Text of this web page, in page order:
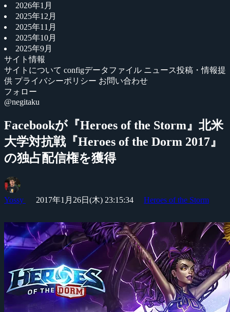
2026年1月
2025年12月
2025年11月
2025年10月
2025年9月
サイト情報
サイトについて configデータファイル ニュース投稿・情報提
供 プライバシーポリシー お問い合わせ
フォロー
@negitaku
Facebookが『Heroes of the Storm』北米
大学対抗戦『Heroes of the Dorm 2017』
の独占配信権を獲得
Yossy 2017年1月26日(木) 23:15:34 Heroes of the Storm